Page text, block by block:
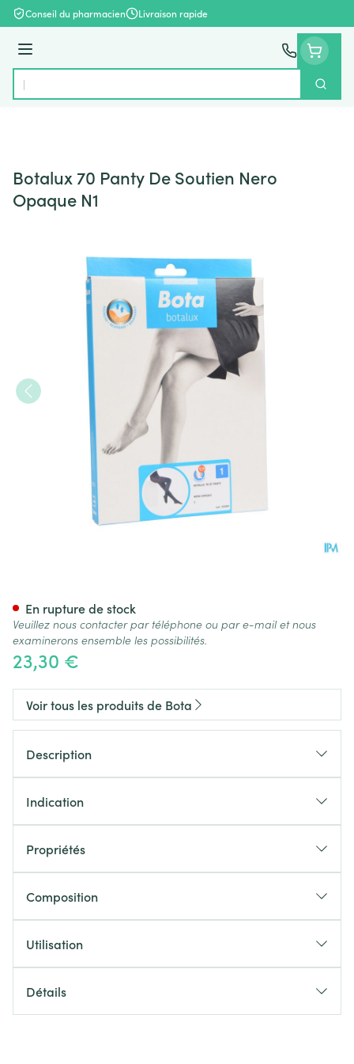
Aller au contenu
Conseil du pharmacien Livraison rapide
Menu
Rechercher
Botalux 70 Panty De Soutien Nero
Opaque N1
23,30 €
En rupture de stock
Veuillez nous contacter par téléphone ou par e-mail et nous
examinerons ensemble les possibilités.
Voir tous les produits de Bota
Description
Indication
Propriétés
Composition
Utilisation
Détails